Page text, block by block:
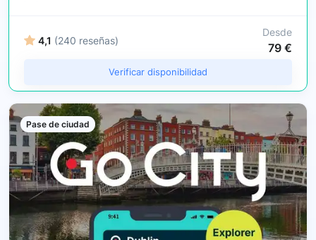
4,1 (240 reseñas)
Desde
79 €
Verificar disponibilidad
Pase de ciudad